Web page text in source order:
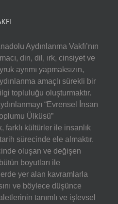
Aydınlanma Vakfı’nın
din, dil, ırk, cinsiyet ve
ayrımı yapmaksızın,
amaçlı sürekli bir
topluluğu oluşturmaktır.
“Evrensel İnsan
Ülküsü”
farklı kültürler ile insanlık
sürecinde ele almaktır.
oluşan ve değişen
boyutları ile
yer alan kavramlarla
ve böylece düşünce
tanımlı ve işlevsel